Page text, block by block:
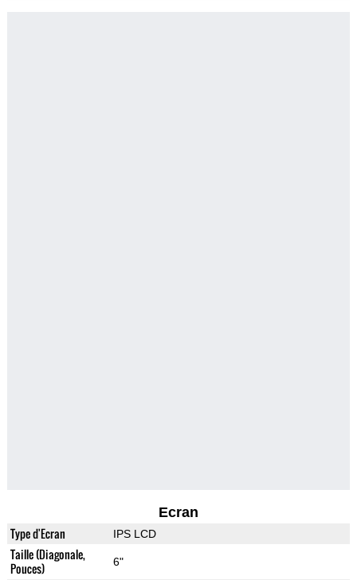
Ecran
Type d'Ecran IPS LCD
Taille (Diagonale,
Pouces)
6"